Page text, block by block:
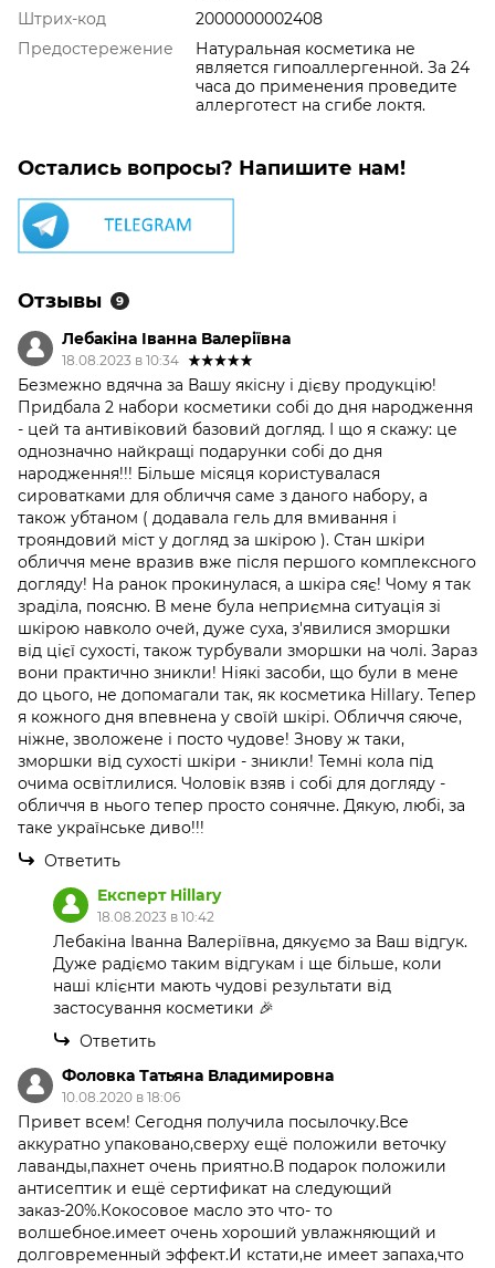
Штрих-код
2000000002408
Предостережение
Натуральная косметика не
является гипоаллергенной. За 24
часа до применения проведите
аллерготест на сгибе локтя.
Остались вопросы? Напишите нам!
Отзывы 9
Лебакіна Іванна Валеріївна
18.08.2023 в 10:34
Безмежно вдячна за Вашу якісну і дієву продукцію!
Придбала 2 набори косметики собі до дня народження
- цей та антивіковий базовий догляд. І що я скажу: це
однозначно найкращі подарунки собі до дня
народження!!! Більше місяця користувалася
сироватками для обличчя саме з даного набору, а
також убтаном ( додавала гель для вмивання і
трояндовий міст у догляд за шкірою ). Стан шкіри
обличчя мене вразив вже після першого комплексного
догляду! На ранок прокинулася, а шкіра сяє! Чому я так
зраділа, поясню. В мене була неприємна ситуація зі
шкірою навколо очей, дуже суха, з'явилися зморшки
від цієї сухості, також турбували зморшки на чолі. Зараз
вони практично зникли! Ніякі засоби, що були в мене
до цього, не допомагали так, як косметика Hillary. Тепер
я кожного дня впевнена у своїй шкірі. Обличчя сяюче,
ніжне, зволожене і посто чудове! Знову ж таки,
зморшки від сухості шкіри - зникли! Темні кола під
очима освітлилися. Чоловік взяв і собі для догляду -
обличчя в нього тепер просто сонячне. Дякую, любі, за
таке українське диво!!!
Ответить
Експерт Hillary
18.08.2023 в 10:42
Лебакіна Іванна Валеріївна, дякуємо за Ваш відгук.
Дуже радіємо таким відгукам і ще більше, коли
наші клієнти мають чудові результати від
застосування косметики 🎉
Ответить
Фоловка Татьяна Владимировна
10.08.2020 в 18:06
Привет всем! Сегодня получила посылочку.Все
аккуратно упаковано,сверху ещё положили веточку
лаванды,пахнет очень приятно.В подарок положили
антисептик и ещё сертификат на следующий
заказ-20%.Кокосовое масло это что- то
волшебное.имеет очень хороший увлажняющий и
долговременный эффект.И кстати,не имеет запаха,что